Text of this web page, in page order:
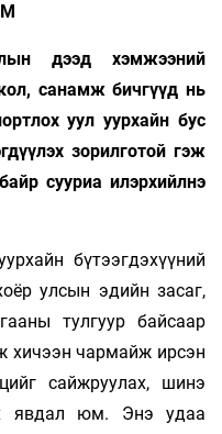
дээд хэмжээний
санамж бичгүүд нь
уул уурхайн бус
зорилготой гэж
сууриа илэрхийлнэ
бүтээгдэхүүний
улсын эдийн засаг,
тулгуур байсаар
хичээн чармайж ирсэн
сайжруулах, шинэ
явдал юм. Энэ удаа